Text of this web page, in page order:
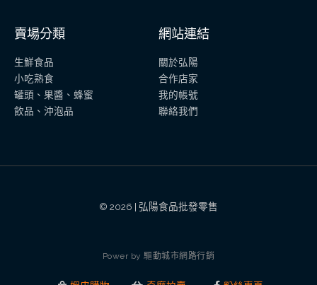
賣場分類
生鮮食品
小吃熟食
罐頭、果醬、蜂蜜
飲品、沖泡品
網站連結
關於弘陽
合作店家
我的帳號
聯絡我們
© 2026 | 弘陽食品批發零售
Power by 驅動城市網 路行銷